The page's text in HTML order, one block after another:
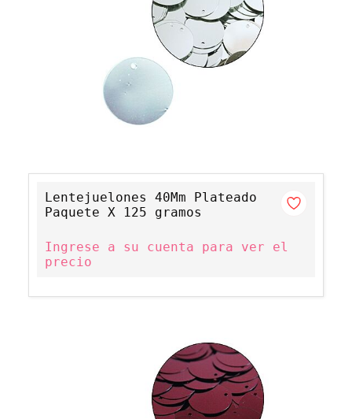
Lentejuelones 40Mm Plateado
Paquete X 125 gramos
Ingrese a su cuenta para ver el
precio